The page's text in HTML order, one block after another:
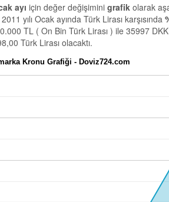
ayı için değer değişimini grafik olarak
yılı Ocak ayında Türk Lirası karşısında
TL ( On Bin Türk Lirası ) ile 35997 DKK
Türk Lirası olacaktı.
Kronu Grafiği - Doviz724.com